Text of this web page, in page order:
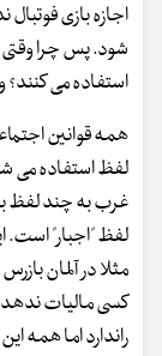
اجازه بازی
شود. پس چرا
استفاده می کنند؟
همه قوانین
لفظ استفاده می
غرب به چند لفظ
لفظ "اجبار" است.
مثلا در آلمان
کسی مالیات
راندارد اما همه